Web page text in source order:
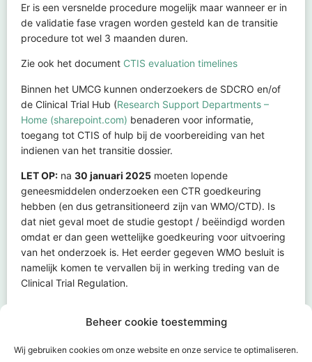
Beheer cookie toestemming
Wij gebruiken cookies om onze website en onze service te optimaliseren.
Er is een versnelde procedure mogelijk maar wanneer er in
de validatie fase vragen worden gesteld kan de transitie
procedure tot wel 3 maanden duren.
Zie ook het document CTIS evaluation timelines
Binnen het UMCG kunnen onderzoekers de SDCRO en/of
de Clinical Trial Hub (Research Support Departments –
Home (sharepoint.com) benaderen voor informatie,
toegang tot CTIS of hulp bij de voorbereiding van het
indienen van het transitie dossier.
LET OP: na 30 januari 2025 moeten lopende
geneesmiddelen onderzoeken een CTR goedkeuring
hebben (en dus getransitioneerd zijn van WMO/CTD). Is
dat niet geval moet de studie gestopt / beëindigd worden
omdat er dan geen wettelijke goedkeuring voor uitvoering
van het onderzoek is. Het eerder gegeven WMO besluit is
namelijk komen te vervallen bij in werking treding van de
Clinical Trial Regulation.